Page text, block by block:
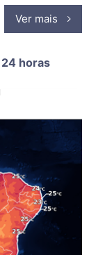
Ver mais
horas